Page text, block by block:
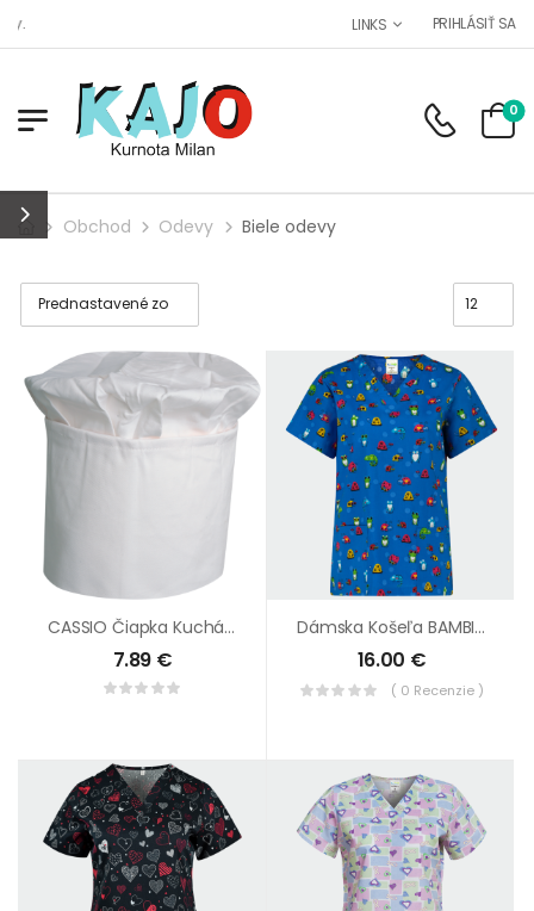
Maloobchod, veľkoobchod s
LINKS PRIHLÁSIŤ SA
0
Obchod Odevy Biele odevy
CASSIO Čiapka Kuchárska Biela
7.89 €
Dámska Košeľa BAMBINA Chrobáčiky
16.00 €
( 0 Recenzie )